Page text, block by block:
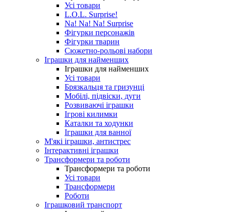
Усі товари
L.O.L. Surprise!
Na! Na! Na! Surprise
Фігурки персонажів
Фігурки тварин
Сюжетно-рольові набори
Іграшки для найменших
Іграшки для найменших
Усі товари
Брязкальця та гризунці
Мобілі, підвіски, дуги
Розвиваючі іграшки
Ігрові килимки
Каталки та ходунки
Іграшки для ванної
М'які іграшки, антистрес
Інтерактивні іграшки
Трансформери та роботи
Трансформери та роботи
Усі товари
Трансформери
Роботи
Іграшковий транспорт